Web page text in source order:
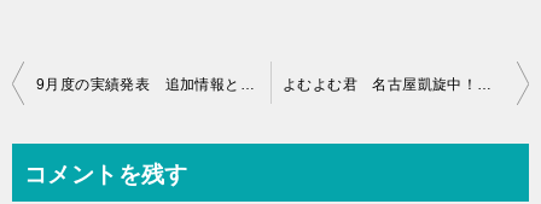
投
ビ
9月度の実績発表 追加情報というか・・・改訂です よむよむ君 名古屋凱旋中！ そういえば・・・評価「１」もらってました(^^;)
コメントを残す